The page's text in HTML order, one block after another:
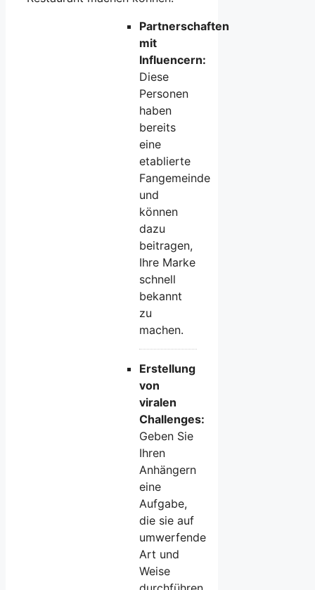
Partnerschaften
mit
Influencern:
Diese
Personen
haben
bereits
eine
etablierte
Fangemeinde
und
können
dazu
beitragen,
Ihre Marke
schnell
bekannt
zu
machen.
Erstellung
von
viralen
Challenges:
Geben Sie
Ihren
Anhängern
eine
Aufgabe,
die sie auf
umwerfende
Art und
Weise